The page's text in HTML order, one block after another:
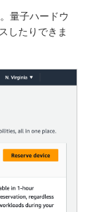
量子ハードウ
したりできま